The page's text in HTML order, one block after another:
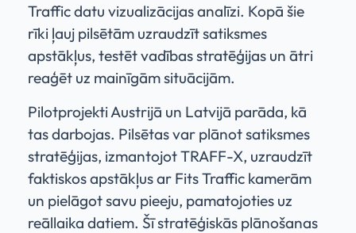
Traffic datu vizualizācijas analīzi. Kopā šie
rīki ļauj pilsētām uzraudzīt satiksmes
apstākļus, testēt vadības stratēģijas un ātri
reaģēt uz mainīgām situācijām.
Pilotprojekti Austrijā un Latvijā parāda, kā
tas darbojas. Pilsētas var plānot satiksmes
stratēģijas, izmantojot TRAFF-X, uzraudzīt
faktiskos apstākļus ar Fits Traffic kamerām
un pielāgot savu pieeju, pamatojoties uz
reāllaika datiem. Šī stratēģiskās plānošanas